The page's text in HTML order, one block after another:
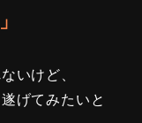
いけど、
げてみたいと